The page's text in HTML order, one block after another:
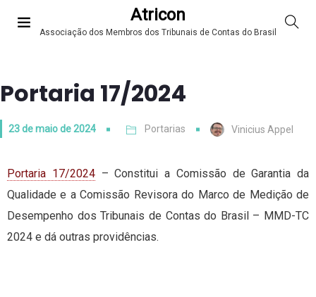
Atricon
Associação dos Membros dos Tribunais de Contas do Brasil
Portaria 17/2024
23 de maio de 2024 Portarias Vinicius Appel
Portaria 17/2024– Constitui a Comissão de Garantia da
Qualidade e a Comissão Revisora do Marco de Medição de
Desempenho dos Tribunais de Contas do Brasil – MMD-TC
2024 e dá outras providências.